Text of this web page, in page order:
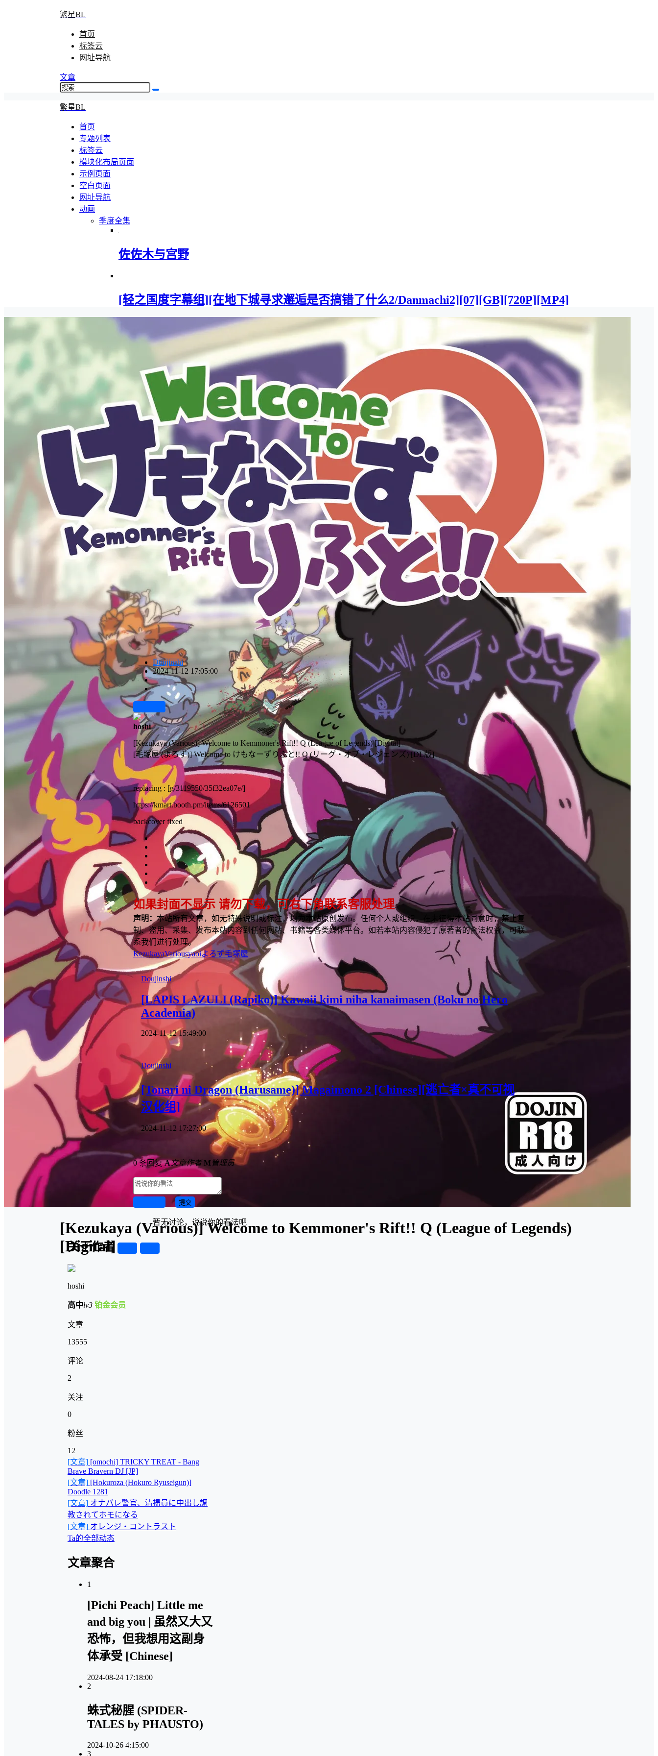
繁星BL
首页
标签云
网址导航
文章
繁星BL
首页
专题列表
标签云
模块化布局页面
示例页面
空白页面
网址导航
动画
季度全集
佐佐木与宫野
[轻之国度字幕组][在地下城寻求邂逅是否搞错了什么2/Danmachi2][07][GB][720P][MP4]
[Kezukaya (Various)] Welcome to Kemmoner's Rift!! Q (League of Legends)
[Digital]
Doujinshi
2024-11-12 17:05:00
hoshi
[Kezukaya (Various)] Welcome to Kemmoner's Rift!! Q (League of Legends) [Digital]
[毛塚屋 (よろず)] Welcome to けもなーずりふと!! Q (リーグ・オブ・レジェンズ) [DL版]
replacing : [g/3119550/35f32ea07e/]
https://kmart.booth.pm/items/6126501
backcover fixed
如果封面不显示 请勿下载，可右下角联系客服处理
声明：本站所有文章，如无特殊说明或标注，均为本站原创发布。任何个人或组织，在未征得本站同意时，禁止复
制、盗用、采集、发布本站内容到任何网站、书籍等各类媒体平台。如若本站内容侵犯了原著者的合法权益，可联
系我们进行处理。
KezukayaVariousyaoiよろず毛塚屋
Doujinshi
[LAPIS LAZULI (Rapiko)] Kawaii kimi niha kanaimasen (Boku no Hero
Academia)
2024-11-12 15:49:00
Doujinshi
[Tonari ni Dragon (Harusame)] Magaimono 2 [Chinese][逃亡者×真不可视
汉化组]
2024-11-12 17:27:00
0 条回复A文章作者 M管理员
提交
暂无讨论，说说你的看法吧
关于作者
hoshi
高中lv3 铂金会员
文章
13555
评论
2
关注
0
粉丝
12
[文章] [omochi] TRICKY TREAT - Bang
Brave Bravern DJ [JP]
[文章] [Hokuroza (Hokuro Ryuseigun)]
Doodle 1281
[文章] オナバレ警官、清掃員に中出し調
教されてホモになる
[文章] オレンジ・コントラスト
Ta的全部动态
文章聚合
1
[Pichi Peach] Little me
and big you | 虽然又大又
恐怖，但我想用这副身
体承受 [Chinese]
2024-08-24 17:18:00
2
蛛式秘腥 (SPIDER-
TALES by PHAUSTO)
2024-10-26 4:15:00
3